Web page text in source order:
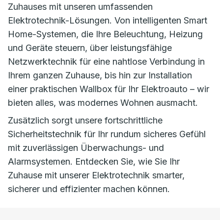
Zuhauses mit unseren umfassenden
Elektrotechnik-Lösungen. Von intelligenten Smart
Home-Systemen, die Ihre Beleuchtung, Heizung
und Geräte steuern, über leistungsfähige
Netzwerktechnik für eine nahtlose Verbindung in
Ihrem ganzen Zuhause, bis hin zur Installation
einer praktischen Wallbox für Ihr Elektroauto – wir
bieten alles, was modernes Wohnen ausmacht.
Zusätzlich sorgt unsere fortschrittliche
Sicherheitstechnik für Ihr rundum sicheres Gefühl
mit zuverlässigen Überwachungs- und
Alarmsystemen. Entdecken Sie, wie Sie Ihr
Zuhause mit unserer Elektrotechnik smarter,
sicherer und effizienter machen können.